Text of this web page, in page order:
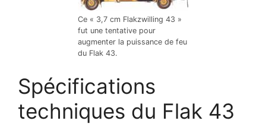
Ce « 3,7 cm Flakzwilling 43 »
fut une tentative pour
augmenter la puissance de feu
du Flak 43.
Spécifications
techniques du Flak 43